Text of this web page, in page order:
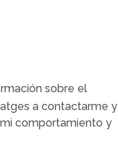
sobre el
a contactarme y
comportamiento y